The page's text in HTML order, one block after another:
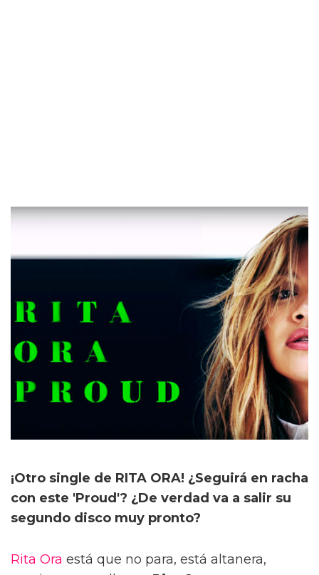
¡Otro single de RITA ORA! ¿Seguirá en racha
con este 'Proud'? ¿De verdad va a salir su
segundo disco muy pronto?
Rita Ora está que no para, está altanera,